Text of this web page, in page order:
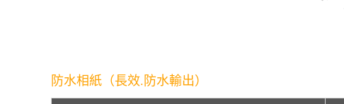
防水相紙（長效.防水輸出）